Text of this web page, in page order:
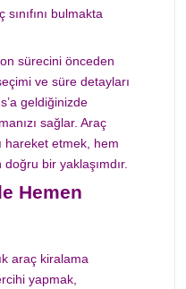
bulmakta
sürecini önceden
ve süre detayları
geldiğinizde
sağlar. Araç
hareket etmek, hem
bir yaklaşımdır.
Hemen
araç kiralama
yapmak,